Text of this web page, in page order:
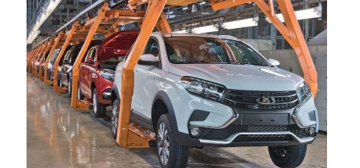
початку
року
підняв
ціни
через
подорожчання
металопродукції